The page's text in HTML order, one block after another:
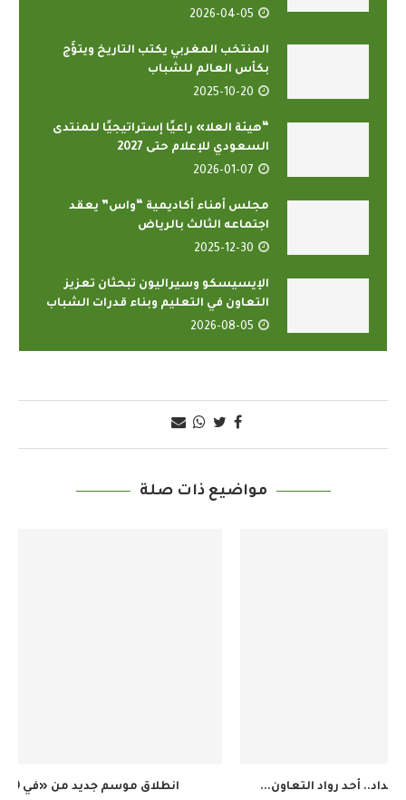
2026-04-05
المنتخب المغربي يكتب التاريخ ويتوَّج
بكأس العالم للشباب
2025-10-20
“هيئة العلا» راعيًا إستراتيجيًا للمنتدى
السعودي للإعلام حتى 2027
2026-01-07
مجلس أمناء أكاديمية “واس” يعقد
اجتماعه الثالث بالرياض
2025-12-30
الإيسيسكو وسيراليون تبحثان تعزيز
التعاون في التعليم وبناء قدرات الشباب
2026-08-05
مواضيع ذات صلة
انطلاق موسم جديد من «في 90» على القنوات...